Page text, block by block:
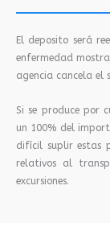
El deposito será
enfermedad
agencia cancela el
Si se produce por
un 100% del
difícil suplir estas
relativos al
excursiones.